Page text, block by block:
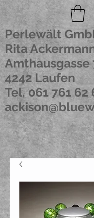
Perlewält
Rita
Amthausgasse
4242 Laufen
Tel.061 761 62